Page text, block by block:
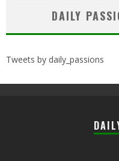
DAILY
Tweets by daily_passions